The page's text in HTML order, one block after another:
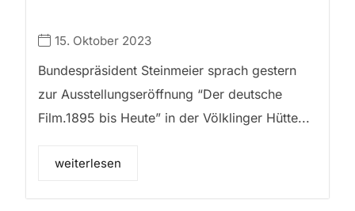
15. Oktober 2023
Bundespräsident Steinmeier sprach gestern
zur Ausstellungseröffnung “Der deutsche
Film.1895 bis Heute” in der Völklinger Hütte...
weiterlesen